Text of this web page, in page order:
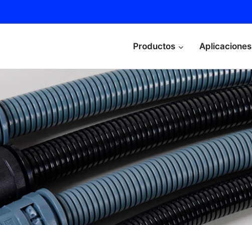
Productos Aplicaciones